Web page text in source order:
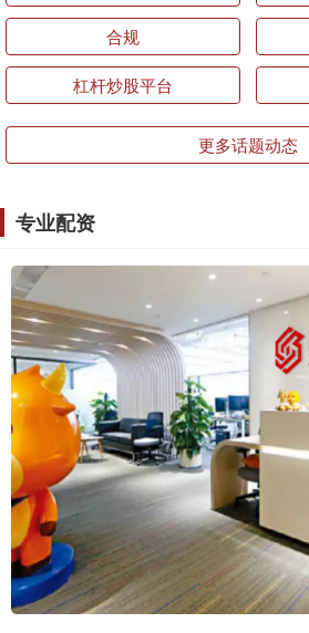
合规
杠杆炒股平台
更多话题动态
专业配资